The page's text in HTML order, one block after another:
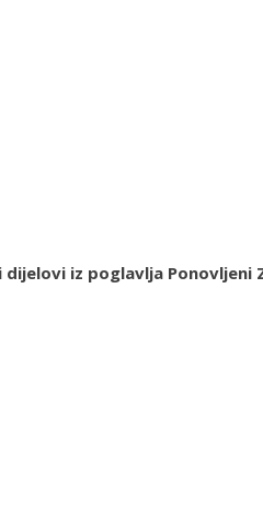
dijelovi iz poglavlja